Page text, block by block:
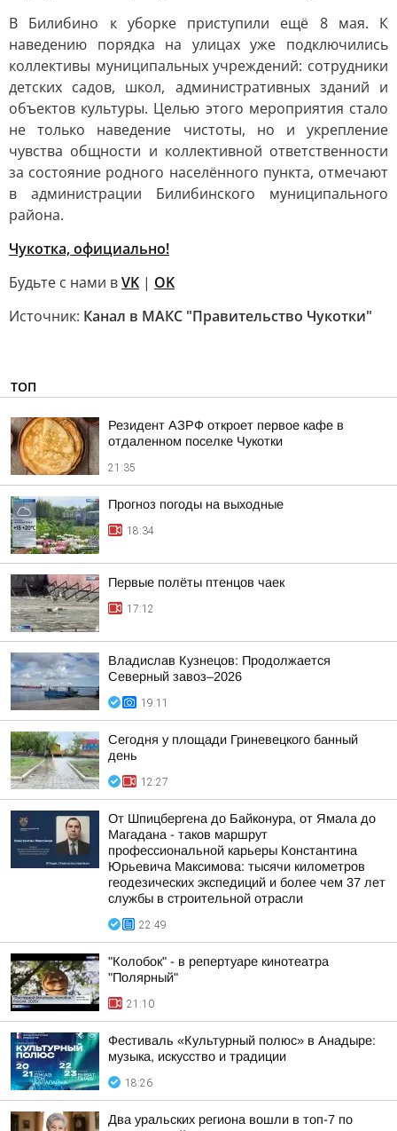
В Билибино к уборке приступили ещё 8 мая. К
наведению порядка на улицах уже подключились
коллективы муниципальных учреждений: сотрудники
детских садов, школ, административных зданий и
объектов культуры. Целью этого мероприятия стало
не только наведение чистоты, но и укрепление
чувства общности и коллективной ответственности
за состояние родного населённого пункта, отмечают
в администрации Билибинского муниципального
района.
Чукотка, официально!
Будьте с нами вVK | OK
Источник: Канал в МАКС "Правительство Чукотки"
ТОП
Резидент АЗРФ откроет первое кафе в
отдаленном поселке Чукотки
21:35
Прогноз погоды на выходные
18:34
Первые полёты птенцов чаек
17:12
Владислав Кузнецов: Продолжается
Северный завоз–2026
19:11
Сегодня у площади Гриневецкого банный
день
12:27
От Шпицбергена до Байконура, от Ямала до
Магадана - таков маршрут
профессиональной карьеры Константина
Юрьевича Максимова: тысячи километров
геодезических экспедиций и более чем 37 лет
службы в строительной отрасли
22:49
"Колобок" - в репертуаре кинотеатра
"Полярный"
21:10
Фестиваль «Культурный полюс» в Анадыре:
музыка, искусство и традиции
18:26
Два уральских региона вошли в топ-7 по